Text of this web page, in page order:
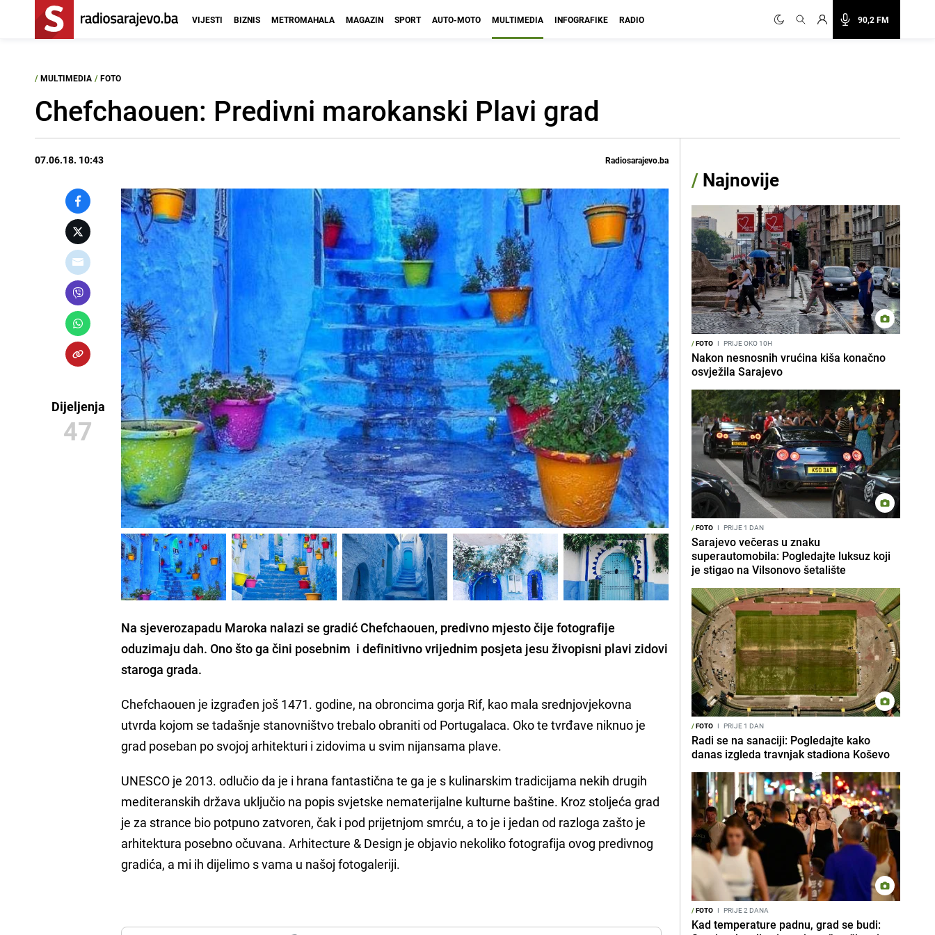
90,2 FM
VIJESTI BIZNIS METROMAHALA MAGAZIN SPORT AUTO-MOTO MULTIMEDIA INFOGRAFIKE RADIO
/ MULTIMEDIA / FOTO
Chefchaouen: Predivni marokanski Plavi grad
07.06.18. 10:43 Radiosarajevo.ba
Dijeljenja
47
Na sjeverozapadu Maroka nalazi se gradić Chefchaouen, predivno mjesto čije fotografije
oduzimaju dah. Ono što ga čini posebnim i definitivno vrijednim posjeta jesu živopisni plavi zidovi
staroga grada.
Chefchaouen je izgrađen još 1471. godine, na obroncima gorja Rif, kao mala srednjovjekovna
utvrda kojom se tadašnje stanovništvo trebalo obraniti od Portugalaca. Oko te tvrđave niknuo je
grad poseban po svojoj arhitekturi i zidovima u svim nijansama plave.
UNESCO je 2013. odlučio da je i hrana fantastična te ga je s kulinarskim tradicijama nekih drugih
mediteranskih država uključio na popis svjetske nematerijalne kulturne baštine. Kroz stoljeća grad
je za strance bio potpuno zatvoren, čak i pod prijetnjom smrću, a to je i jedan od razloga zašto je
arhitektura posebno očuvana. Arhitecture & Design je objavio nekoliko fotografija ovog predivnog
gradića, a mi ih dijelimo s vama u našoj fotogaleriji.
/ Najnovije
/FOTO I PRIJE OKO 10H
Nakon nesnosnih vrućina kiša konačno
osvježila Sarajevo
/FOTO I PRIJE 1 DAN
Sarajevo večeras u znaku
superautomobila: Pogledajte luksuz koji
je stigao na Vilsonovo šetalište
/FOTO I PRIJE 1 DAN
Radi se na sanaciji: Pogledajte kako
danas izgleda travnjak stadiona Koševo
/FOTO I PRIJE 2 DANA
Kad temperature padnu, grad se budi: